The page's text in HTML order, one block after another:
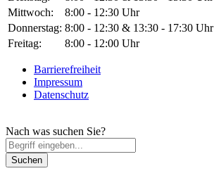
Mittwoch:
8:00 - 12:30 Uhr
Donnerstag: 8:00 - 12:30 & 13:30 - 17:30 Uhr
Freitag:
8:00 - 12:00 Uhr
Barrierefreiheit
Impressum
Datenschutz
Nach was suchen Sie?